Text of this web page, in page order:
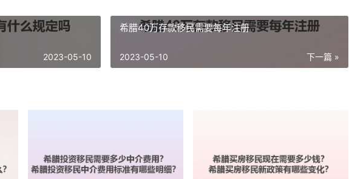
2023-05-10
希腊40万存款移民需要每年注册
下一篇 »
2023-05-10